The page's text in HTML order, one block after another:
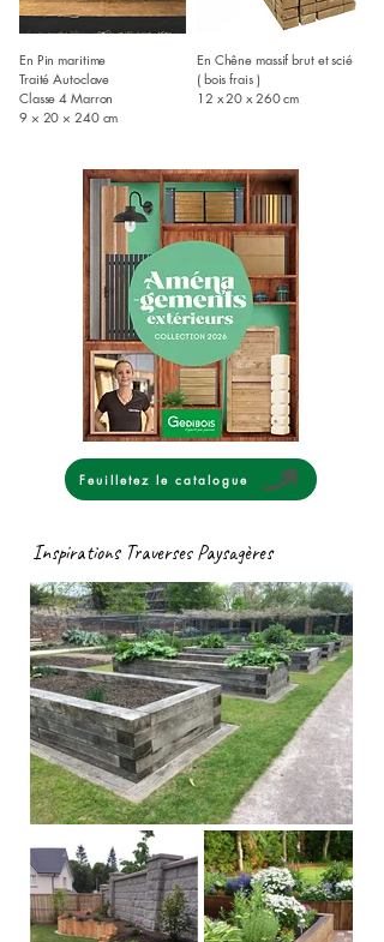
En Pin maritime
Traité Autoclave
Classe 4 Marron
9 × 20 × 240 cm
En Chêne massif brut et scié
( bois frais )
12 x 20 x 260 cm
Feuilletez le catalogue
Inspirations Traverses Paysagères